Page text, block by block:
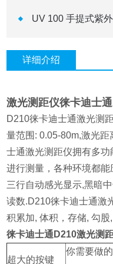
UV 100 手提式紫
详细介绍
激光测距仪徕卡迪士
D210徕卡迪士通激光测
量范围: 0.05-80m,激光
士通激光测距仪拥有多
进行测量，各种环境都
三行自动感光显示,黑暗
读数.D210徕卡迪士通激
积累加, 体积，存储, 勾股
徕卡迪士通D210激光测
超大的按键
你需要做